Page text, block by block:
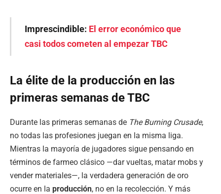
Imprescindible: El error económico que
casi todos cometen al empezar TBC
La élite de la producción en las
primeras semanas de TBC
Durante las primeras semanas de The Burning Crusade,
no todas las profesiones juegan en la misma liga.
Mientras la mayoría de jugadores sigue pensando en
términos de farmeo clásico —dar vueltas, matar mobs y
vender materiales—, la verdadera generación de oro
ocurre en la producción, no en la recolección. Y más